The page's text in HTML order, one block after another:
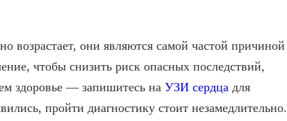
возрастает, они являются самой частой причиной
чтобы снизить риск опасных последствий,
здоровье — запишитесь на УЗИ сердцадля
пройти диагностику стоит незамедлительно.